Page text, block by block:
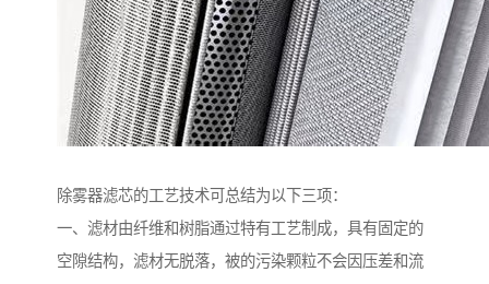
除雾器滤芯的工艺技术可总结为以下三项：
一、滤材由纤维和树脂通过特有工艺制成，具有固定的
空隙结构，滤材无脱落，被的污染颗粒不会因压差和流